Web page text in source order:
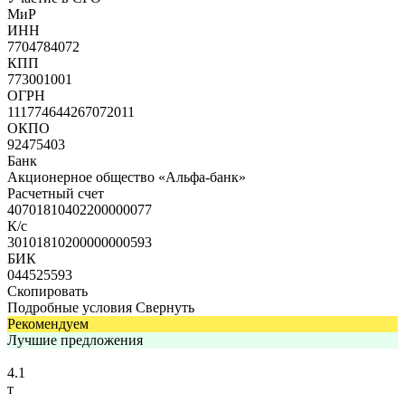
МиР
ИНН
7704784072
КПП
773001001
ОГРН
111774644267072011
ОКПО
92475403
Банк
Акционерное общество «Альфа-банк»
Расчетный счет
40701810402200000077
К/с
30101810200000000593
БИК
044525593
Скопировать
Подробные условия Свернуть
Рекомендуем
Лучшие предложения
4.1
т